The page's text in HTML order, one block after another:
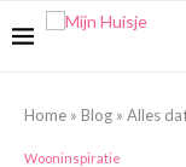
Home » Blog » Alles
Wooninspiratie